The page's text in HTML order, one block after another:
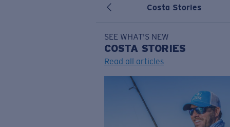
Costa Stories
SEE WHAT'S NEW
COSTA STORIES
Read all articles